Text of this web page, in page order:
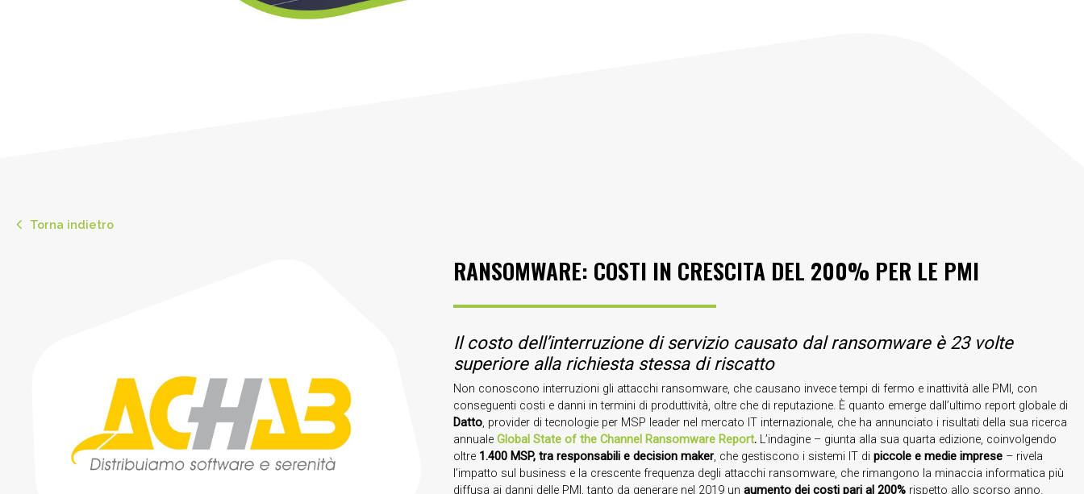
Torna indietro
RANSOMWARE: COSTI IN CRESCITA DEL 200% PER LE PMI
Il costo dell’interruzione di servizio causato dal ransomware è 23 volte
superiore alla richiesta stessa di riscatto
Non conoscono interruzioni gli attacchi ransomware, che causano invece tempi di fermo e inattività alle PMI, con
conseguenti costi e danni in termini di produttività, oltre che di reputazione. È quanto emerge dall’ultimo report globale di
Datto, provider di tecnologie per MSP leader nel mercato IT internazionale, che ha annunciato i risultati della sua ricerca
annuale Global State of the Channel Ransomware Report.L’indagine – giunta alla sua quarta edizione, coinvolgendo
oltre 1.400 MSP, tra responsabili e decision maker, che gestiscono i sistemi IT di piccole e medie imprese– rivela
l’impatto sul business e la crescente frequenza degli attacchi ransomware, che rimangono la minaccia informatica più
diffusa ai danni delle PMI, tanto da generare nel 2019 un aumento dei costi pari al 200%rispetto allo scorso anno.